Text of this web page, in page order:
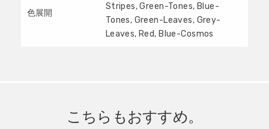
色展開
Stripes, Green-Tones, Blue-
Tones, Green-Leaves, Grey-
Leaves, Red, Blue-Cosmos
こちらもおすすめ。